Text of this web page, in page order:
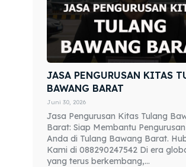
JASA PENGURUSAN KITAS
BAWANG BARAT
Juni 30, 2026
Jasa Pengurusan Kitas Tulang
Barat: Siap Membantu
Anda di Tulang Bawang Barat.
Kami di 088290247542 Di era
yang terus berkembang,...